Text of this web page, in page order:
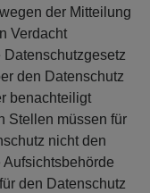
der Mitteilung
Verdacht
den Datenschutz
benachteiligt
Stellen müssen für
nicht den
den Datenschutz